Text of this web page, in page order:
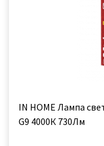
IN HOME Лампа
G9 4000К 730Лм